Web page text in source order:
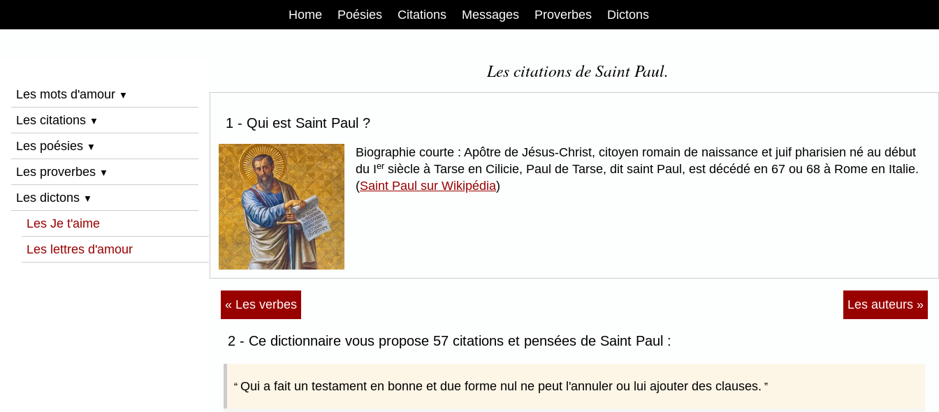
Home Poésies Citations Messages Proverbes Dictons
Les mots d'amour ▼
Les citations ▼
Les poésies ▼
Les proverbes ▼
Les dictons ▼
Les Je t'aime
Les lettres d'amour
Les citations de Saint Paul.
1 - Qui est Saint Paul ?
Biographie courte : Apôtre de Jésus-Christ, citoyen romain de naissance et juif pharisien né au début
du Iersiècle à Tarse en Cilicie, Paul de Tarse, dit saint Paul, est décédé en 67 ou 68 à Rome en Italie.
(Saint Paul sur Wikipédia)
« Les verbes Les auteurs »
2 - Ce dictionnaire vous propose 57 citations et pensées de Saint Paul :
Qui a fait un testament en bonne et due forme nul ne peut l'annuler ou lui ajouter des clauses.